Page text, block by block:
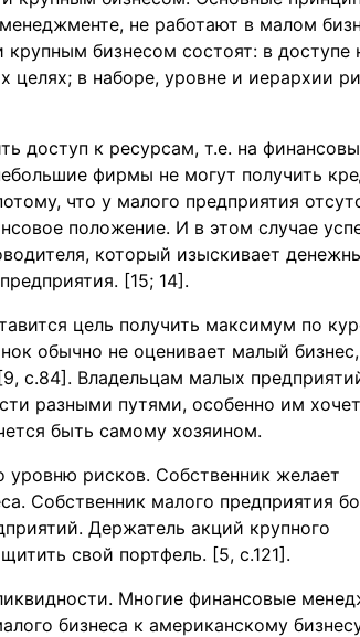
не работают в малом
бизнесом состоят: в доступе
в наборе, уровне и иерархии
доступ к ресурсам, т.е. на
фирмы не могут получить
что у малого предприятия
положение. И в этом случае
который изыскивает
[15; 14].
цель получить максимум по
обычно не оценивает малый бизнес,
с.84]. Владельцам малых
разными путями, особенно им
быть самому хозяином.
уровню рисков. Собственник желает
Собственник малого предприятия
Держатель акций крупного
свой портфель. [5, с.121].
Многие финансовые
бизнеса к американскому